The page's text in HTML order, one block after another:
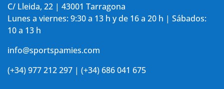
C/ Lleida, 22 | 43001 Tarragona
Lunes a viernes: 9:30 a 13 h y de 16 a 20 h | Sábados:
10 a 13 h
info@sportspamies.com
(+34) 977 212 297 | (+34) 686 041 675